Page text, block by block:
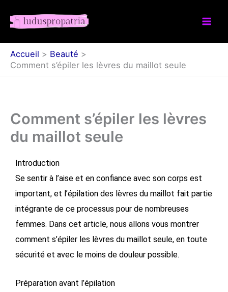
Accueil
Beauté
Comment s’épiler les lèvres du maillot seule
Comment s’épiler les lèvres
du maillot seule
Introduction
Se sentir à l’aise et en confiance avec son corps est
important, et l’épilation des lèvres du maillot fait partie
intégrante de ce processus pour de nombreuses
femmes. Dans cet article, nous allons vous montrer
comment s’épiler les lèvres du maillot seule, en toute
sécurité et avec le moins de douleur possible.
Préparation avant l’épilation